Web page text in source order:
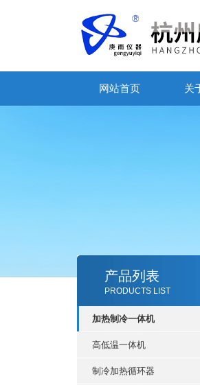
网站首页 关
产品列表
PRODUCTS LIST
加热制冷一体机
高低温一体机
制冷加热循环器